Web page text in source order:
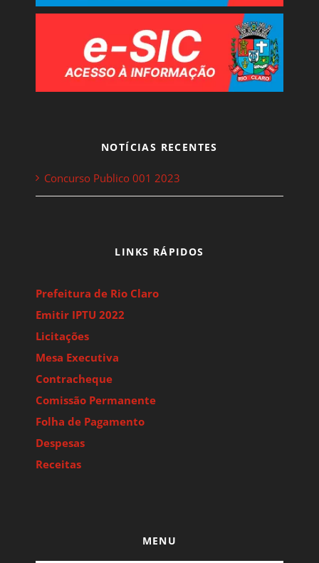
NOTÍCIAS RECENTES
Concurso Publico 001 2023
LINKS RÁPIDOS
Prefeitura de Rio Claro
Emitir IPTU 2022
Licitações
Mesa Executiva
Contracheque
Comissão Permanente
Folha de Pagamento
Despesas
Receitas
MENU